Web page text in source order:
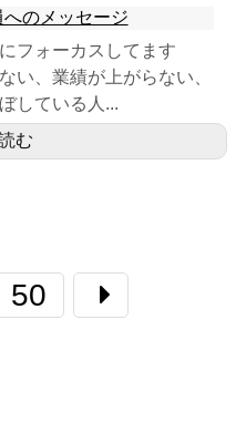
のメッセージ
フォーカスしてます
い、業績が上がらない、
している人...
む
50